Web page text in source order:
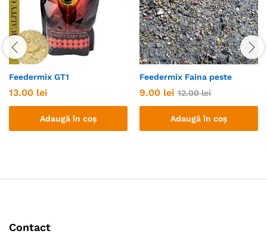
Feedermix GT1
13.00 lei
Adaugă în coș
Feedermix Faina peste
9.00 lei 12.00lei
Adaugă în coș
Contact